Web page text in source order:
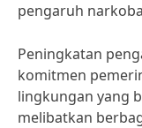
pengaruh
Peningkatan
komitmen
lingkungan yang
melibatkan